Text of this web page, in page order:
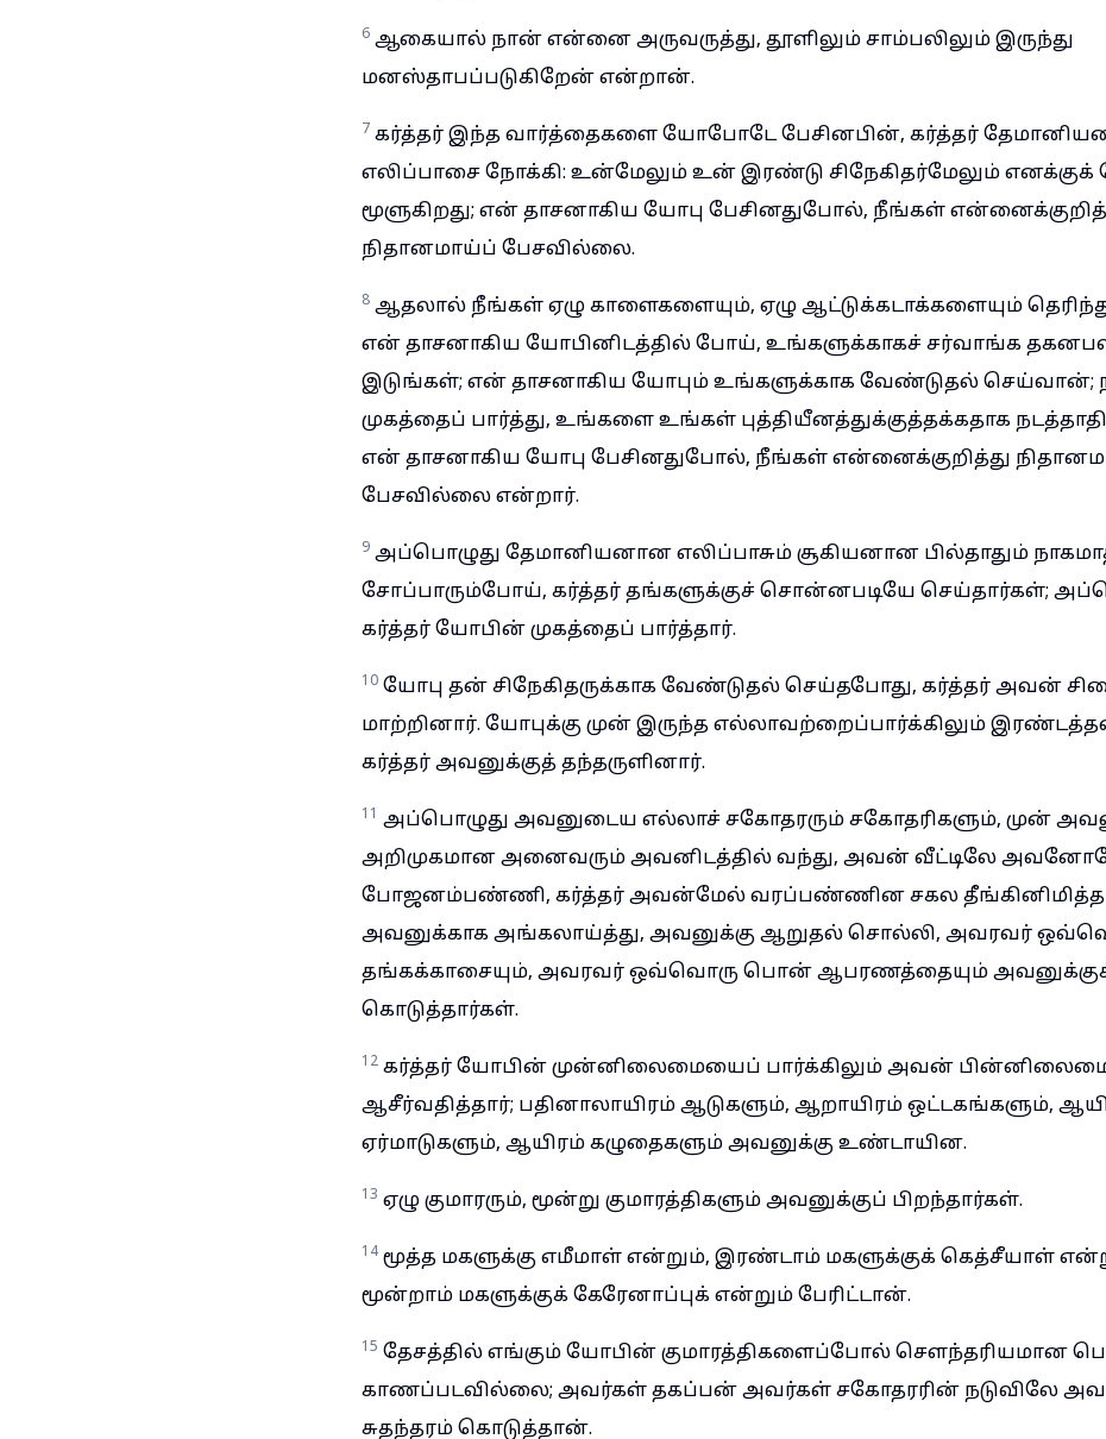
6 ஆகையால் நான் என்னை அருவருத்து, தூளிலும் சாம்பலிலும் இருந்து
மனஸ்தாபப்படுகிறேன் என்றான்.
7 கர்த்தர் இந்த வார்த்தைகளை யோபோடே பேசினபின், கர்த்தர்
எலிப்பாசை நோக்கி: உன்மேலும் உன் இரண்டு சிநேகிதர்மேலும்
மூளுகிறது; என் தாசனாகிய யோபு பேசினதுபோல், நீங்கள்
நிதானமாய்ப் பேசவில்லை.
8 ஆதலால் நீங்கள் ஏழு காளைகளையும், ஏழு ஆட்டுக்கடாக்களையும்
என் தாசனாகிய யோபினிடத்தில் போய், உங்களுக்காகச் சர்வாங்க
இடுங்கள்; என் தாசனாகிய யோபும் உங்களுக்காக வேண்டுதல்
முகத்தைப் பார்த்து, உங்களை உங்கள் புத்தியீனத்துக்குத்தக்கதாக
என் தாசனாகிய யோபு பேசினதுபோல், நீங்கள் என்னைக்குறித்து
பேசவில்லை என்றார்.
9 அப்பொழுது தேமானியனான எலிப்பாசும் சூகியனான பில்தாதும்
சோப்பாரும்போய், கர்த்தர் தங்களுக்குச் சொன்னபடியே செய்தார்கள்;
கர்த்தர் யோபின் முகத்தைப் பார்த்தார்.
10 யோபு தன் சிநேகிதருக்காக வேண்டுதல் செய்தபோது, கர்த்தர் அவன்
மாற்றினார். யோபுக்கு முன் இருந்த எல்லாவற்றைப்பார்க்கிலும்
கர்த்தர் அவனுக்குத் தந்தருளினார்.
11 அப்பொழுது அவனுடைய எல்லாச் சகோதரரும் சகோதரிகளும், முன்
அறிமுகமான அனைவரும் அவனிடத்தில் வந்து, அவன் வீட்டிலே
போஜனம்பண்ணி, கர்த்தர் அவன்மேல் வரப்பண்ணின சகல
அவனுக்காக அங்கலாய்த்து, அவனுக்கு ஆறுதல் சொல்லி, அவரவர்
தங்கக்காசையும், அவரவர் ஒவ்வொரு பொன் ஆபரணத்தையும்
கொடுத்தார்கள்.
12 கர்த்தர் யோபின் முன்னிலைமையைப் பார்க்கிலும் அவன்
ஆசீர்வதித்தார்; பதினாலாயிரம் ஆடுகளும், ஆறாயிரம் ஒட்டகங்களும்,
ஏர்மாடுகளும், ஆயிரம் கழுதைகளும் அவனுக்கு உண்டாயின.
13 ஏழு குமாரரும், மூன்று குமாரத்திகளும் அவனுக்குப் பிறந்தார்கள்.
14 மூத்த மகளுக்கு எமீமாள் என்றும், இரண்டாம் மகளுக்குக் கெத்சீயாள்
மூன்றாம் மகளுக்குக் கேரேனாப்புக் என்றும் பேரிட்டான்.
15 தேசத்தில் எங்கும் யோபின் குமாரத்திகளைப்போல் செளந்தரியமான
காணப்படவில்லை; அவர்கள் தகப்பன் அவர்கள் சகோதரரின் நடுவிலே
சுதந்தரம் கொடுத்தான்.